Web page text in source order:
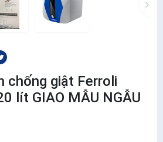
chống giật Ferroli
lít GIAO MẪU NGẪU